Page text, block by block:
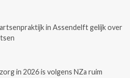
in Assendelft gelijk over
in 2026 is volgens NZa ruim